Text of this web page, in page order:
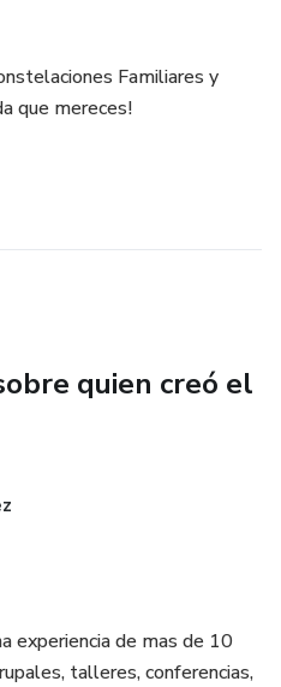
Familiares y
que mereces!
quien creó el
experiencia de mas de 10
talleres, conferencias,